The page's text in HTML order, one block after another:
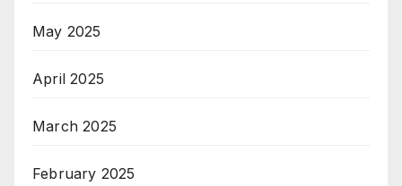
May 2025
April 2025
March 2025
February 2025